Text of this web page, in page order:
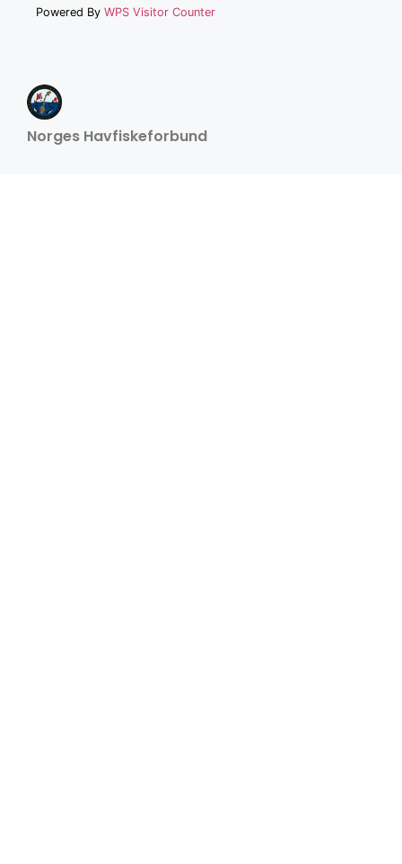
Powered By WPS Visitor Counter
Norges Havfiskeforbund